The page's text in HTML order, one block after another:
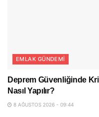
EMLAK GÜNDEMI
Deprem Güvenliğinde
Nasıl Yapılır?
8 AĞUSTOS 2026 - 09:44